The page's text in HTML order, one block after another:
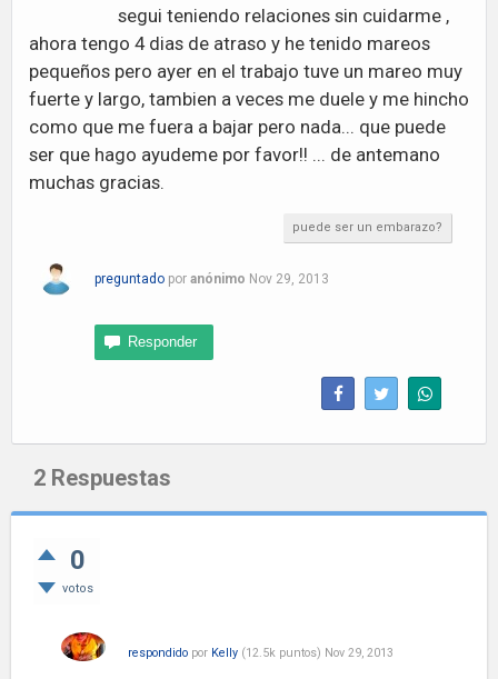
segui teniendo relaciones sin cuidarme ,
ahora tengo 4 dias de atraso y he tenido mareos
pequeños pero ayer en el trabajo tuve un mareo muy
fuerte y largo, tambien a veces me duele y me hincho
como que me fuera a bajar pero nada... que puede
ser que hago ayudeme por favor!! ... de antemano
muchas gracias.
puede ser un embarazo?
preguntado por anónimo Nov 29, 2013
2 Respuestas
0
votos
respondido por Kelly (12.5k puntos) Nov 29, 2013